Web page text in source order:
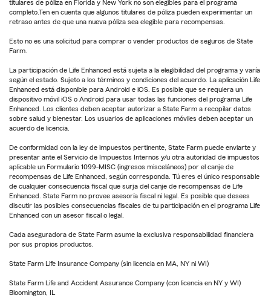
titulares de póliza en Florida y New York no son elegibles para el programa
completo.Ten en cuenta que algunos titulares de póliza pueden experimentar un
retraso antes de que una nueva póliza sea elegible para recompensas.
Esto no es una solicitud para comprar o vender productos de seguros de State
Farm.
La participación de Life Enhanced está sujeta a la elegibilidad del programa y varía
según el estado. Sujeto a los términos y condiciones del acuerdo. La aplicación Life
Enhanced está disponible para Android e iOS. Es posible que se requiera un
dispositivo móvil iOS o Android para usar todas las funciones del programa Life
Enhanced. Los clientes deben aceptar autorizar a State Farm a recopilar datos
sobre salud y bienestar. Los usuarios de aplicaciones móviles deben aceptar un
acuerdo de licencia.
De conformidad con la ley de impuestos pertinente, State Farm puede enviarte y
presentar ante el Servicio de Impuestos Internos y/u otra autoridad de impuestos
aplicable un Formulario 1099-MISC (ingresos misceláneos) por el canje de
recompensas de Life Enhanced, según corresponda. Tú eres el único responsable
de cualquier consecuencia fiscal que surja del canje de recompensas de Life
Enhanced. State Farm no provee asesoría fiscal ni legal. Es posible que desees
discutir las posibles consecuencias fiscales de tu participación en el programa Life
Enhanced con un asesor fiscal o legal.
Cada aseguradora de State Farm asume la exclusiva responsabilidad financiera
por sus propios productos.
State Farm Life Insurance Company (sin licencia en MA, NY ni WI)
State Farm Life and Accident Assurance Company (con licencia en NY y WI)
Bloomington, IL